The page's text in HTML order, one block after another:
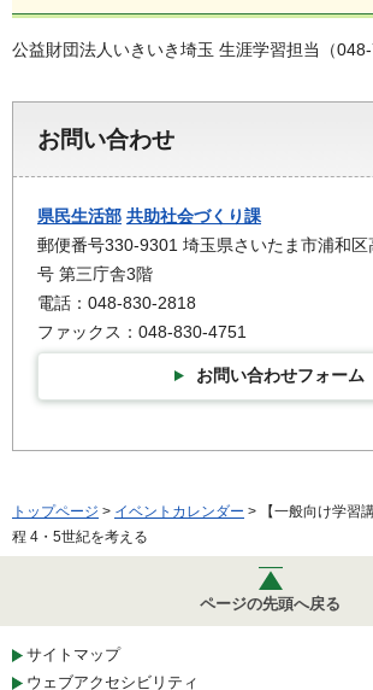
公益財団法人いきいき埼玉 生涯学習担当（048-
お問い合わせ
県民生活部 共助社会づくり課
郵便番号330-9301 埼玉県さいたま市浦和
号 第三庁舎3階
電話：048-830-2818
ファックス：048-830-4751
お問い合わせフォーム
トップページ > イベントカレンダー > 【一般向け学習
程 4・5世紀を考える
ページの先頭へ戻る
サイトマップ
ウェブアクセシビリティ